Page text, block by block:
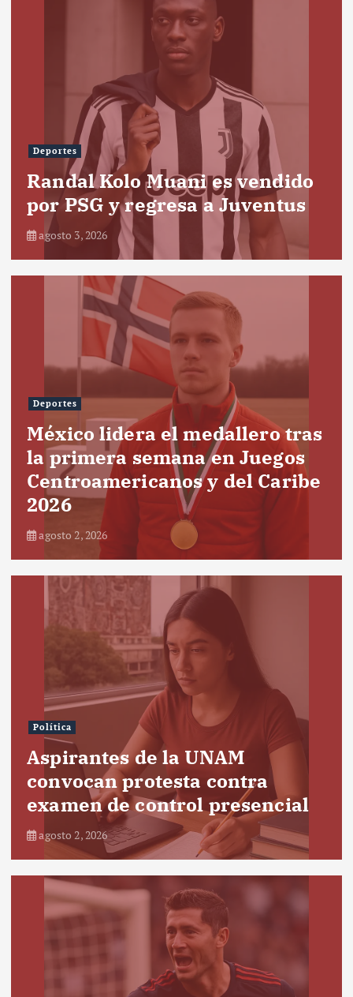
Deportes
Randal Kolo Muani es vendido
por PSG y regresa a Juventus
agosto 3, 2026
Deportes
México lidera el medallero tras
la primera semana en Juegos
Centroamericanos y del Caribe
2026
agosto 2, 2026
Política
Aspirantes de la UNAM
convocan protesta contra
examen de control presencial
agosto 2, 2026